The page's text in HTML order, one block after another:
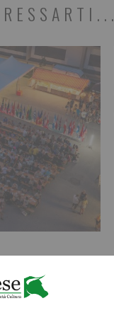
Giovanili di